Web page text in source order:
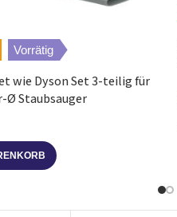
Vorrätig
wie Dyson Set 3-teilig für
Ø Staubsauger